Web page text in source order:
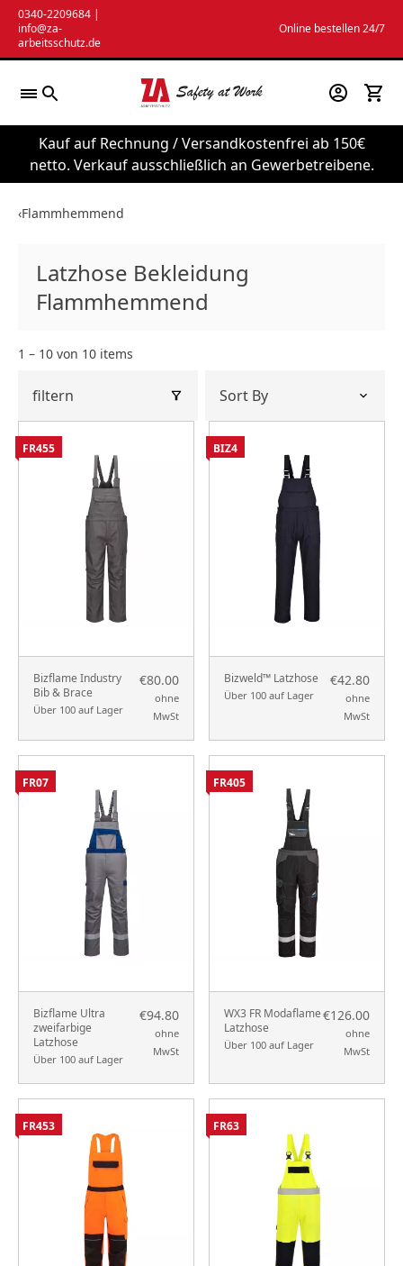
Zum
Inhalt
springen
0340-2209684 |
info@za-
arbeitsschutz.de
Online bestellen 24/7
Kauf auf Rechnung / Versandkostenfrei ab 150€
netto. Verkauf ausschließlich an Gewerbetreibene.
‹Flammhemmend
Latzhose Bekleidung
Flammhemmend
1 – 10 von 10 items
filtern
Bizflame Industry
Bib & Brace
Über 100 auf Lager
€80.00
ohne
MwSt
FR455
Bizweld™ Latzhose
Über 100 auf Lager
€42.80
ohne
MwSt
BIZ4
Bizflame Ultra
zweifarbige
Latzhose
Über 100 auf Lager
€94.80
ohne
MwSt
FR07
WX3 FR Modaflame
Latzhose
Über 100 auf Lager
€126.00
ohne
MwSt
FR405
FR453 FR63